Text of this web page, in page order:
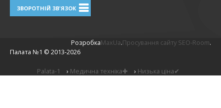
ЗВОРОТНІЙ ЗВ'ЯЗОК
РозробкаMaxUa.Просування сайту SEO-Room.
Палата №1 © 2013-2026
Palata-1 › Медична техніка✚ › Низька ціна✔